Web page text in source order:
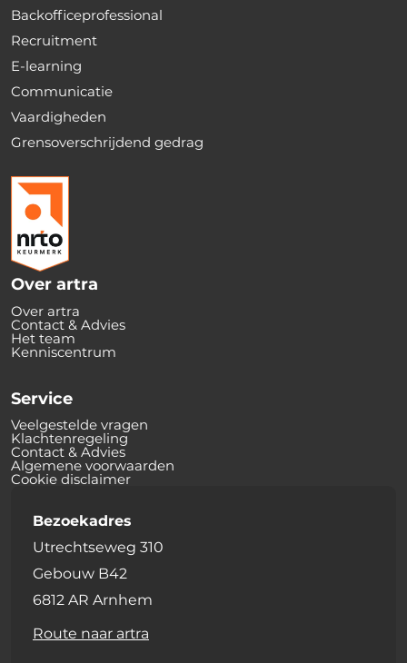
Backofficeprofessional
Recruitment
E-learning
Communicatie
Vaardigheden
Grensoverschrijdend gedrag
Over artra
Over artra
Contact & Advies
Het team
Kenniscentrum
Service
Veelgestelde vragen
Klachtenregeling
Contact & Advies
Algemene voorwaarden
Cookie disclaimer
Bezoekadres
Utrechtseweg 310
Gebouw B42
6812 AR Arnhem
Route naar artra